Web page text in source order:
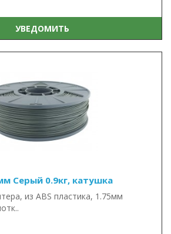
УВЕДОМИТЬ
Серый 0.9кг, катушка
из ABS пластика, 1.75мм